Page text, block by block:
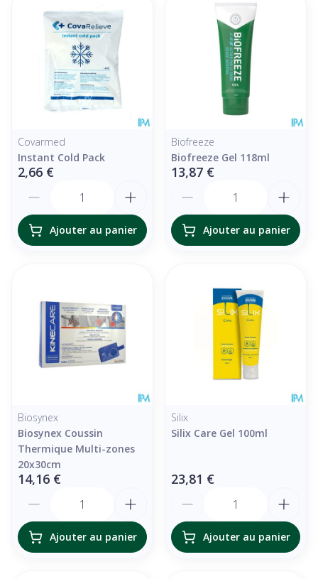
Covarmed
Instant Cold Pack
2,66 €
Ajouter au panier
Biofreeze
Biofreeze Gel 118ml
13,87 €
Ajouter au panier
Biosynex
Biosynex Coussin
Thermique Multi-zones
20x30cm
14,16 €
Ajouter au panier
Silix
Silix Care Gel 100ml
23,81 €
Ajouter au panier